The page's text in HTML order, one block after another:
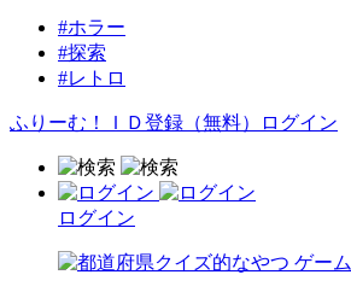
#ホラー
#探索
#レトロ
ふりーむ！ＩＤ登録（無料） ログイン
ログイン